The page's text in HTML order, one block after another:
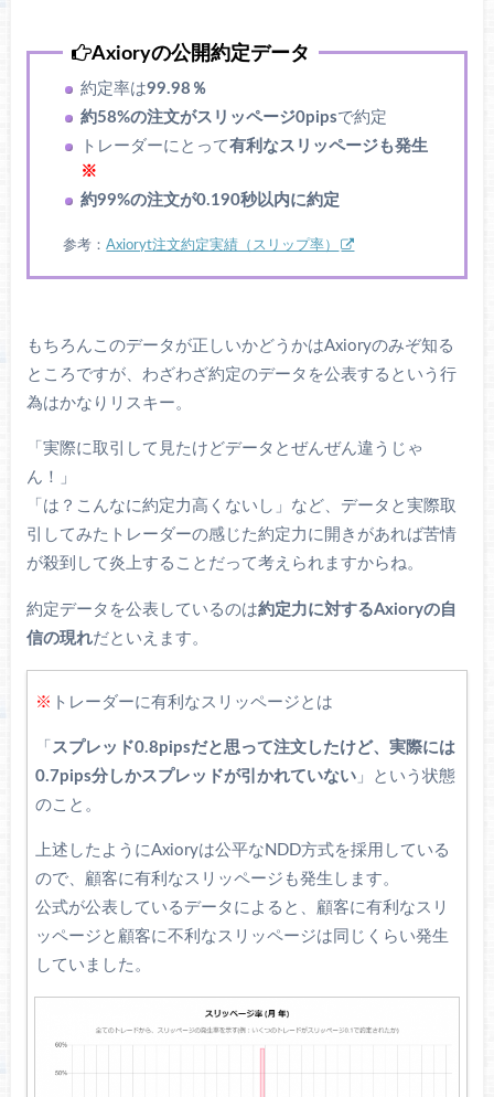
Axioryの公開約定データ
約定率は99.98％
約58%の注文がスリッページ0pipsで約定
トレーダーにとって有利なスリッページも発生
※
約99%の注文が0.190秒以内に約定
参考：Axioryt注文約定実績（スリップ率）
もちろんこのデータが正しいかどうかはAxioryのみぞ知る
ところですが、わざわざ約定のデータを公表するという行
為はかなりリスキー。
「実際に取引して見たけどデータとぜんぜん違うじゃ
ん！」
「は？こんなに約定力高くないし」など、データと実際取
引してみたトレーダーの感じた約定力に開きがあれば苦情
が殺到して炎上することだって考えられますからね。
約定データを公表しているのは約定力に対するAxioryの自
信の現れだといえます。
※ トレーダーに有利なスリッページとは
「 スプレッド0.8pipsだと思って注文したけど、実際には
0.7pips分しかスプレッドが引かれていない 」という状態
のこと。
上述したようにAxioryは公平なNDD方式を採用している
ので、顧客に有利なスリッページも発生します。
公式が公表しているデータによると、顧客に有利なスリ
ッページと顧客に不利なスリッページは同じくらい発生
していました。